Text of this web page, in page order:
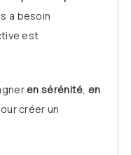
a besoin
est
en sérénité, en
créer un